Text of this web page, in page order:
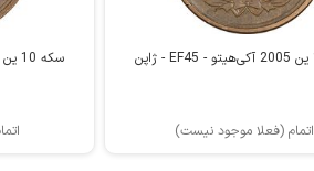
اتمام (فعلا موجود نیست)
سکه 10 ین 2006 آکی‌هیتو - AU55 - ژاپن